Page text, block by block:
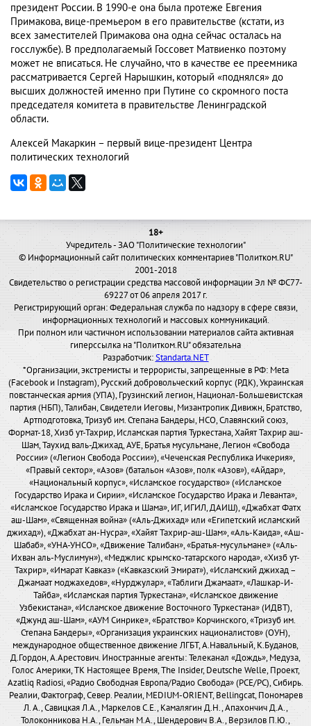
президент России. В 1990-е она была протеже Евгения
Примакова, вице-премьером в его правительстве (кстати, из
всех заместителей Примакова она одна сейчас осталась на
госслужбе). В предполагаемый Госсовет Матвиенко поэтому
может не вписаться. Не случайно, что в качестве ее преемника
рассматривается Сергей Нарышкин, который «поднялся» до
высших должностей именно при Путине со скромного поста
председателя комитета в правительстве Ленинградской
области.
Алексей Макаркин – первый вице-президент Центра
политических технологий
18+
Учредитель - ЗАО "Политические технологии"
© Информационный сайт политических комментариев "Политком.RU"
2001-2018
Свидетельство о регистрации средства массовой информации Эл № ФС77-
69227 от 06 апреля 2017 г.
Регистрирующий орган: Федеральная служба по надзору в сфере связи,
информационных технологий и массовых коммуникаций.
При полном или частичном использовании материалов сайта активная
гиперссылка на "Политком.RU" обязательна
Разработчик:Standarta.NET
*Организации, экстремисты и террористы, запрещенные в РФ: Meta
(Facebook и Instagram), Русский добровольческий корпус (РДК), Украинская
повстанческая армия (УПА), Грузинский легион, Национал-Большевистская
партия (НБП), Талибан, Свидетели Иеговы, Мизантропик Дивижн, Братство,
Артподготовка, Тризуб им. Степана Бандеры, НСО, Славянский союз,
Формат-18, Хизб ут-Тахрир, Исламская партия Туркестана, Хайят Тахрир аш-
Шам, Таухид валь-Джихад, АУЕ, Братья мусульмане, Легион «Свобода
России» («Легион Свобода России»), «Чеченская Республика Ичкерия»,
«Правый сектор», «Азов» (батальон «Азов», полк «Азов»), «Айдар»,
«Национальный корпус», «Исламское государство» («Исламское
Государство Ирака и Сирии», «Исламское Государство Ирака и Леванта»,
«Исламское Государство Ирака и Шама», ИГ, ИГИЛ, ДАИШ), «Джабхат Фатх
аш-Шам», «Священная война» («Аль-Джихад» или «Египетский исламский
джихад»), «Джабхат ан-Нусра», «Хайят Тахрир-аш-Шам», «Аль-Каида», «Аш-
Шабаб», «УНА-УНСО», «Движение Талибан», «Братья-мусульмане» («Аль-
Ихван аль-Муслимун»), «Меджлис крымско-татарского народа», «Хизб ут-
Тахрир», «Имарат Кавказ» («Кавказский Эмират»), «Исламский джихад –
Джамаат моджахедов», «Нурджулар», «Таблиги Джамаат», «Лашкар-И-
Тайба», «Исламская партия Туркестана», «Исламское движение
Узбекистана», «Исламское движение Восточного Туркестана» (ИДВТ),
«Джунд аш-Шам», «АУМ Синрике», «Братство» Корчинского, «Тризуб им.
Степана Бандеры», «Организация украинских националистов» (ОУН),
международное общественное движение ЛГБТ, А.Навальный, К.Буданов,
Д.Гордон, А.Арестович. Иностранные агенты: Телеканал «Дождь», Медуза,
Голос Америки, ТК Настоящее Время, The Insider, Deutsche Welle, Проект,
Azatliq Radiosi, «Радио Свободная Европа/Радио Свобода» (PCE/PC), Сибирь.
Реалии, Фактограф, Север. Реалии, MEDIUM-ORIENT, Bellingcat, Пономарев
Л. А., Савицкая Л.А., Маркелов С.Е., Камалягин Д.Н., Апахончич Д.А.,
Толоконникова Н.А., Гельман М.А., Шендерович В.А., Верзилов П.Ю.,